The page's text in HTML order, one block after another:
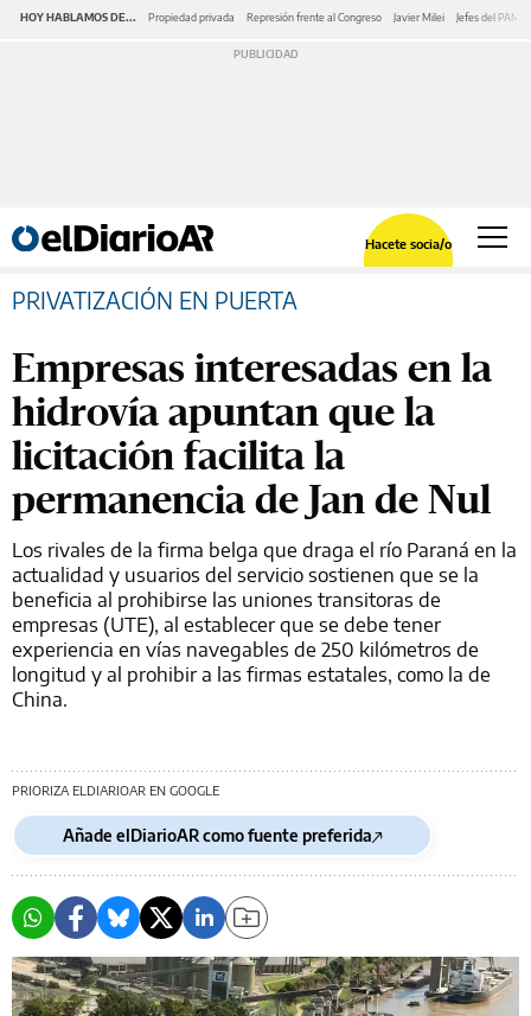
HOY HABLAMOS DE... Propiedad privada Represión frente al Congreso Javier Milei Jefes del PAMI
Hacete socia/o
PRIVATIZACIÓN EN PUERTA
Empresas interesadas en la
hidrovía apuntan que la
licitación facilita la
permanencia de Jan de Nul
Los rivales de la firma belga que draga el río Paraná en la
actualidad y usuarios del servicio sostienen que se la
beneficia al prohibirse las uniones transitoras de
empresas (UTE), al establecer que se debe tener
experiencia en vías navegables de 250 kilómetros de
longitud y al prohibir a las firmas estatales, como la de
China.
PRIORIZA ELDIARIOAR EN GOOGLE
Añade elDiarioAR como fuente preferida